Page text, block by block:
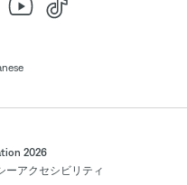
2026
ーアクセシビリティ